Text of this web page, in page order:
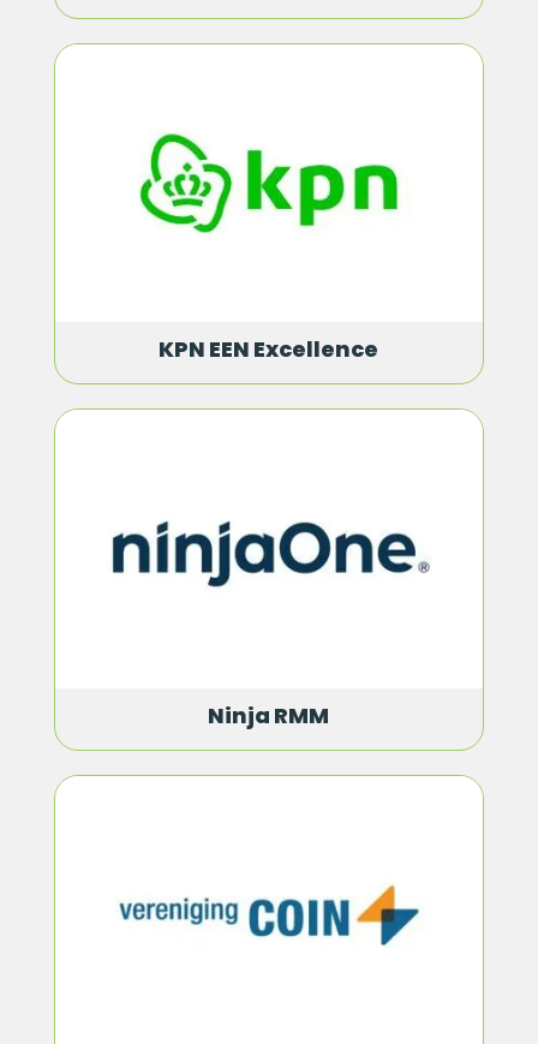
KPN EEN Excellence
Ninja RMM